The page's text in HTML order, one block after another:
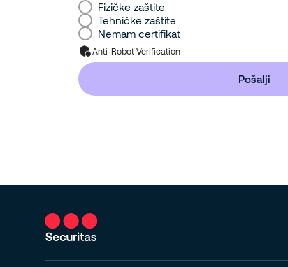
Fizičke zaštite
Tehničke zaštite
Nemam certifikat
Anti-Robot Verification
Pošalji